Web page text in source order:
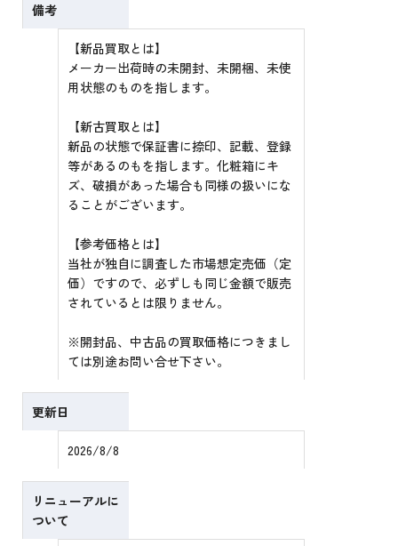
備考
【新品買取とは】
メーカー出荷時の未開封、未開梱、未使
用状態のものを指します。
【新古買取とは】
新品の状態で保証書に捺印、記載、登録
等があるのもを指します。化粧箱にキ
ズ、破損があった場合も同様の扱いにな
ることがございます。
【参考価格とは】
当社が独自に調査した市場想定売価（定
価）ですので、必ずしも同じ金額で販売
されているとは限りません。
※開封品、中古品の買取価格につきまし
ては別途お問い合せ下さい。
更新日
2026/8/8
リニューアルに
ついて